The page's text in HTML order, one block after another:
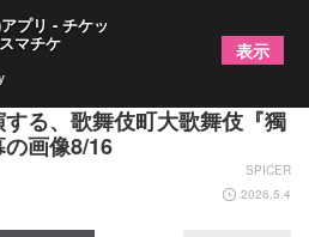
乗りし、團子が十三役を早
る、歌舞伎町大歌舞伎『獨
画像8/16
SPICER
2026.5.4
プリ - チケッ
マチケ 表示